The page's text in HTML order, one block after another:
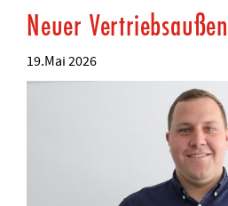
Neuer
19.Mai 2026